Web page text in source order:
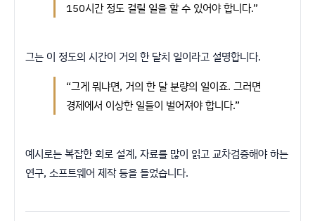
150시간 정도 걸릴 일을 할 수 있어야 합니다.”
그는 이 정도의 시간이 거의 한 달치 일이라고 설명합니다.
“그게 뭐냐면, 거의 한 달 분량의 일이죠. 그러면
경제에서 이상한 일들이 벌어져야 합니다.”
예시로는 복잡한 회로 설계, 자료를 많이 읽고 교차검증해야 하는
연구, 소프트웨어 제작 등을 들었습니다.